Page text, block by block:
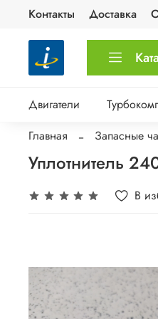
Контакты Доставка
Двигатели
Главная
Запасные
Уплотнитель
В